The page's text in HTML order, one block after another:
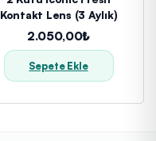
Kontakt Lens (3 Aylık)
2.050,00₺
Sepete Ekle